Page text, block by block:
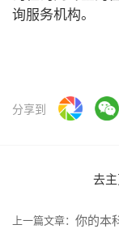
询服务机构。
分享到
去
上一篇文章： 你的本